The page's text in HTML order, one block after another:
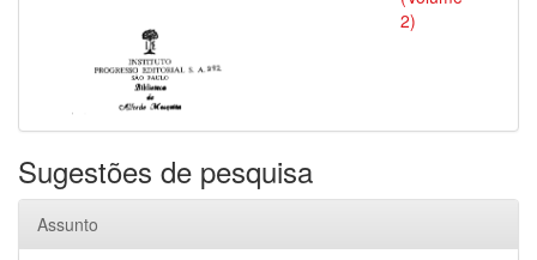
2)
Sugestões de pesquisa
Assunto